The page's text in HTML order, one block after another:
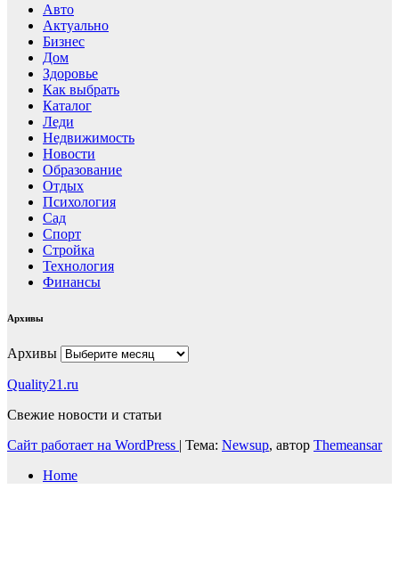
Авто
Актуально
Бизнес
Дом
Здоровье
Как выбрать
Каталог
Леди
Недвижимость
Новости
Образование
Отдых
Психология
Сад
Спорт
Стройка
Технология
Финансы
Архивы
Архивы
Quality21.ru
Свежие новости и статьи
Сайт работает на WordPress | Тема: Newsup, автор Themeansar
Home